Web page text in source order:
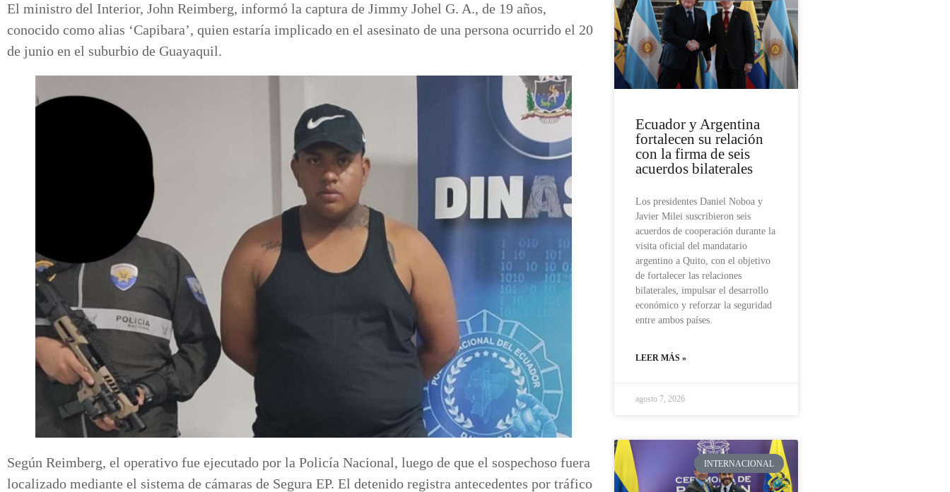
El ministro del Interior, John Reimberg, informó la captura de Jimmy Johel G. A., de 19 años,
conocido como alias ‘Capibara’, quien estaría implicado en el asesinato de una persona ocurrido el 20
de junio en el suburbio de Guayaquil.
Según Reimberg, el operativo fue ejecutado por la Policía Nacional, luego de que el sospechoso fuera
localizado mediante el sistema de cámaras de Segura EP. El detenido registra antecedentes por tráfico
Ecuador y Argentina
fortalecen su relación
con la firma de seis
acuerdos bilaterales
Los presidentes Daniel Noboa y
Javier Milei suscribieron seis
acuerdos de cooperación durante la
visita oficial del mandatario
argentino a Quito, con el objetivo
de fortalecer las relaciones
bilaterales, impulsar el desarrollo
económico y reforzar la seguridad
entre ambos países.
LEER MÁS »
agosto 7, 2026
INTERNACIONAL